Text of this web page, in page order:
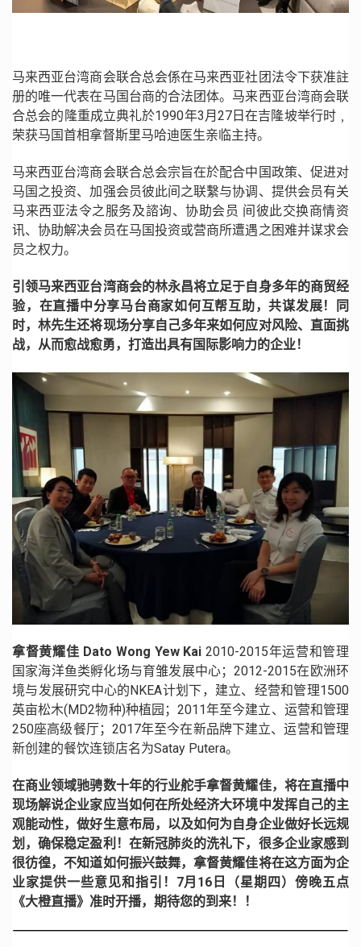
马来西亚台湾商会联合总会係在马来西亚社团法令下获准註
册的唯一代表在马国台商的合法团体。马来西亚台湾商会联
合总会的隆重成立典礼於1990年3月27日在吉隆坡举行时﹐
荣获马国首相拿督斯里马哈迪医生亲临主持。
马来西亚台湾商会联合总会宗旨在於配合中国政策、促进对
马国之投资、加强会员彼此间之联繫与协调、提供会员有关
马来西亚法令之服务及諮询、协助会员 间彼此交换商情资
讯、协助解决会员在马国投资或营商所遭遇之困难并谋求会
员之权力。
引领马来西亚台湾商会的林永昌将立足于自身多年的商贸经
验，在直播中分享马台商家如何互帮互助，共谋发展！同
时，林先生还将现场分享自己多年来如何应对风险、直面挑
战，从而愈战愈勇，打造出具有国际影响力的企业！
拿督黄耀佳 Dato Wong Yew Kai 2010-2015年运营和管理
国家海洋鱼类孵化场与育雏发展中心；2012-2015在欧洲环
境与发展研究中心的NKEA计划下，建立、经营和管理1500
英亩松木(MD2物种)种植园；2011年至今建立、运营和管理
250座高级餐厅；2017年至今在新品牌下建立、运营和管理
新创建的餐饮连锁店名为Satay Putera。
在商业领域驰骋数十年的行业舵手拿督黄耀佳，将在直播中
现场解说企业家应当如何在所处经济大环境中发挥自己的主
观能动性，做好生意布局，以及如何为自身企业做好长远规
划，确保稳定盈利！在新冠肺炎的洗礼下，很多企业家感到
很彷徨，不知道如何振兴鼓舞，拿督黄耀佳将在这方面为企
业家提供一些意见和指引！ 7月16日（星期四）傍晚五点
《大橙直播》准时开播，期待您的到来！！